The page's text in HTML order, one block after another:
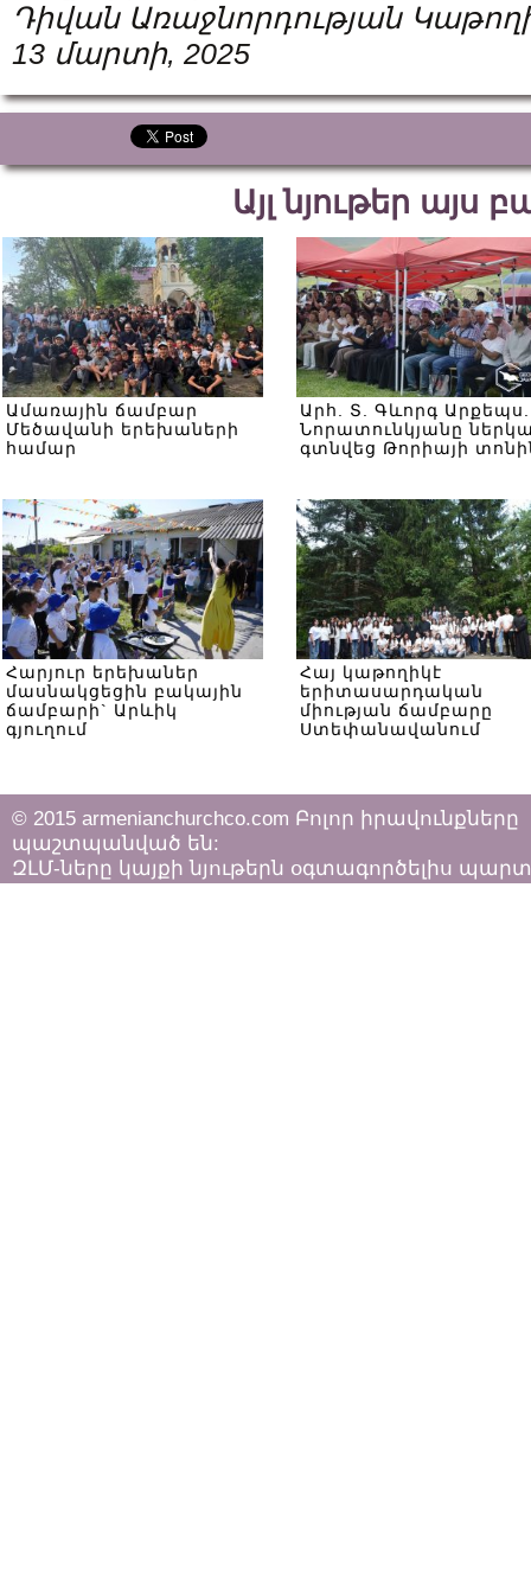
Դիվան Առաջնորդության
13 մարտի, 2025
Այլ նյութեր այս
Ամառային ճամբար
Մեծավանի երեխաների
համար
Արհ. Տ. Գևորգ Արքեպս.
Նորատունկյանը
գտնվեց Թորիայի
Հարյուր երեխաներ
մասնակցեցին բակային
ճամբարի` Արևիկ
գյուղում
Հայ կաթողիկէ
երիտասարդական
միության ճամբարը
Ստեփանավանում
© 2015 armenianchurchco.com Բոլոր իրավունքները
պաշտպանված են:
ԶԼՄ-ները կայքի նյութերն օգտագործելիս